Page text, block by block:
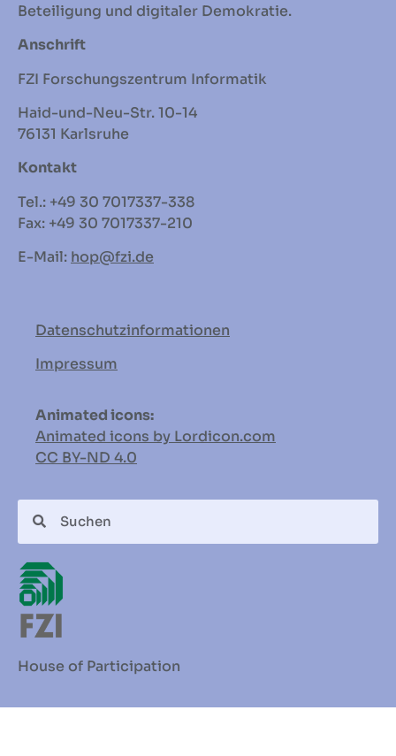
Beteiligung und digitaler Demokratie.
Anschrift
FZI Forschungszentrum Informatik
Haid-und-Neu-Str. 10-14
76131 Karlsruhe
Kontakt
Tel.: +49 30 7017337-338
Fax: +49 30 7017337-210
E-Mail: hop@fzi.de
Datenschutzinformationen
Impressum
Animated icons:
Animated icons by Lordicon.com
CC BY-ND 4.0
House of Participation